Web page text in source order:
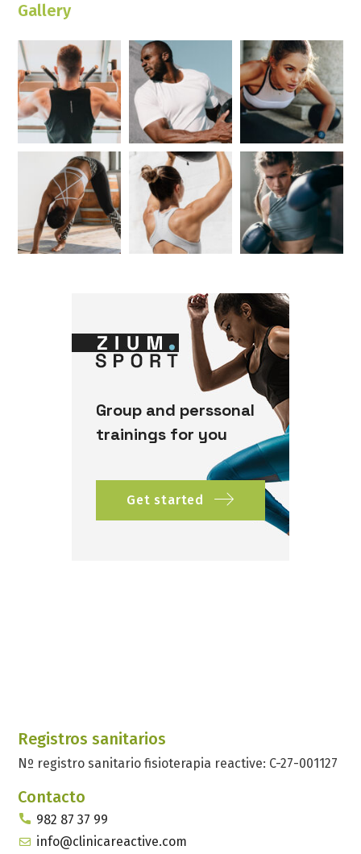
Gallery
Group and perssonal
trainings for you
Get started
Registros sanitarios
Nº registro sanitario fisioterapia reactive: C-27-001127
Contacto
982 87 37 99
info@clinicareactive.com